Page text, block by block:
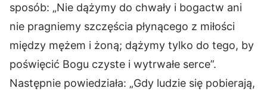
sposób: „Nie dążymy do chwały i bogactw ani
nie pragniemy szczęścia płynącego z miłości
między mężem i żoną; dążymy tylko do tego, by
poświęcić Bogu czyste i wytrwałe serce”.
Następnie powiedziała: „Gdy ludzie się pobierają,